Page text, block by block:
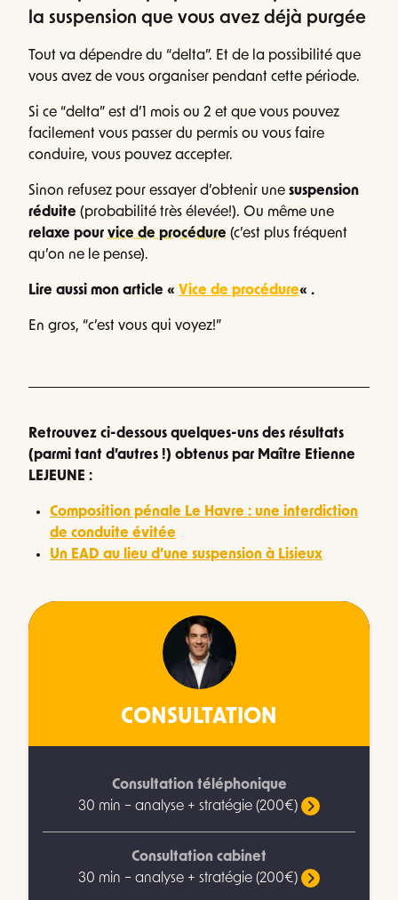
la suspension que vous avez déjà purgée
Tout va dépendre du “delta”. Et de la possibilité que
vous avez de vous organiser pendant cette période.
Si ce “delta” est d’1 mois ou 2 et que vous pouvez
facilement vous passer du permis ou vous faire
conduire, vous pouvez accepter.
Sinon refusez pour essayer d’obtenir une suspension
réduite (probabilité très élevée!). Ou même une
relaxe pour vice de procédure (c’est plus fréquent
qu’on ne le pense).
Lire aussi mon article « Vice de procédure« .
En gros, “c’est vous qui voyez!”
Retrouvez ci-dessous quelques-uns des résultats
(parmi tant d’autres !) obtenus par Maître Etienne
LEJEUNE :
Composition pénale Le Havre : une interdiction
de conduite évitée
Un EAD au lieu d’une suspension à Lisieux
CONSULTATION
Consultation téléphonique
30 min – analyse + stratégie (200€)
Consultation cabinet
30 min – analyse + stratégie (200€)